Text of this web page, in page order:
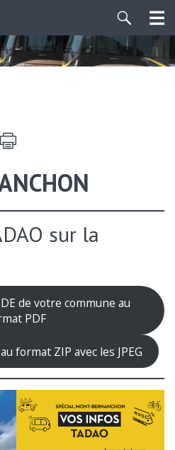
sur la
de votre commune au
PDF
format ZIP avec les JPEG